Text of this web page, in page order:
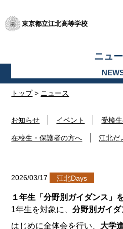
東京都立江北高等学校
トップ> ニュース
ニュ
お知らせ イベント 受検
在校生・保護者の方へ 江北だ
2026/03/17 江北Days
１年生「分野別ガイダンス」
1年生を対象に、分野別ガイダ
はじめに全体会を行い、 大学